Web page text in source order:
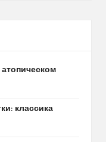
классика